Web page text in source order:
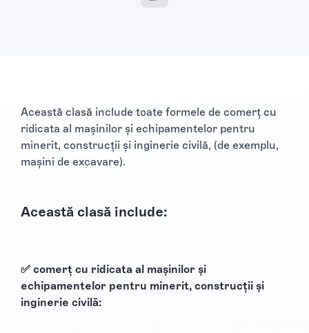
Această clasă include toate formele de comerț cu
ridicata al mașinilor și echipamentelor pentru
minerit, construcții și inginerie civilă, (de exemplu,
mașini de excavare).
Această clasă include:
✅ comerț cu ridicata al mașinilor și
echipamentelor pentru minerit, construcții și
inginerie civilă: